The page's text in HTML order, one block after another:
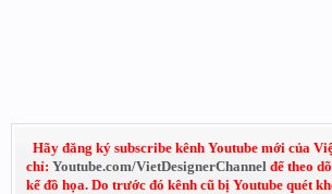
Hãy đăng ký subscribe kênh Youtube mới của
chỉ: Youtube.com/VietDesignerChannel để theo
kế đồ họa. Do trước đó kênh cũ bị Youtube quét